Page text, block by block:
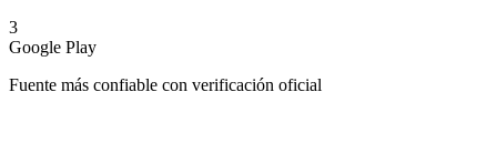
3
Google Play
Fuente más confiable con verificación oficial